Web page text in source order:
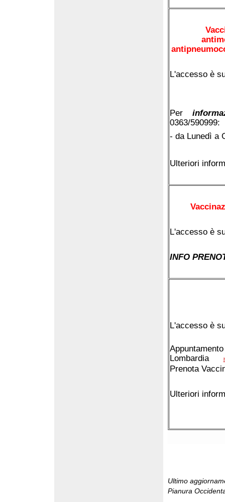
L'accesso è
Per
0363/590999:
- da Lunedì a
Ulteriori
L'accesso è
INFO
L'accesso è
Lombardia
Prenota
Ulteriori
Ultimo
Pianura